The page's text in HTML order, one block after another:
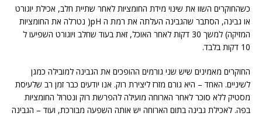
כשהחוקרים השוו את שינוי מידת החומציות לאחר שתיית חלב, אכילת יוגורט
או גבינה, הסתבר שהגבינה העלתה את רמת ה pH( נטרלה את החומציות
המזיקה) למשך 30 דקות לאחר האוכל, זאת בעוד שחלב ויוגורט השפיעו ל
10 דקות בלבד.
החוקרים מאמינים שיש שני גורמים ההופכים את הגבינה למובילה כמגן
לשיניים. האחד – היא גורם מזרז ליצירת רוק. אנו יודעים כבר זמן רב שלעיסת
מסטיק ללא סוכר לאחר הארוחה מועילה להפרשת רוק ונטרול החומציות
בפה. לאכילת גבינה בתום הארוחה יש אותה השפעה מבורכת, ועוד – הגבינה